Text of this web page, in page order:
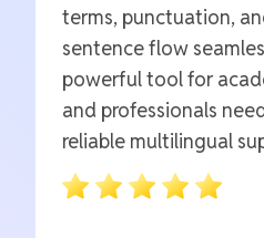
terms, punctuation,
sentence flow
powerful tool for
and professionals
reliable multilingual